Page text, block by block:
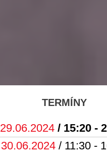
TERMÍNY
29.06.2024/ 15:20 -
30.06.2024/ 11:30 -